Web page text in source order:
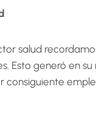
salud
Esto generó en
consiguiente